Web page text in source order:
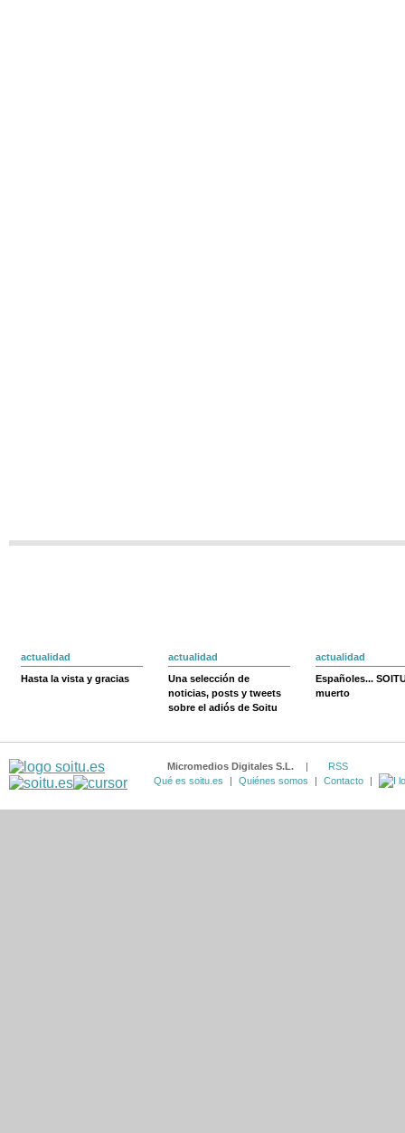
actualidad
Hasta la vista y gracias
actualidad
Una selección de
noticias, posts y tweets
sobre el adiós de Soitu
actualidad
Españoles...
muerto
Micromedios Digitales S.L. |
RSS
Qué es soitu.es
| Quiénes somos | Contacto |